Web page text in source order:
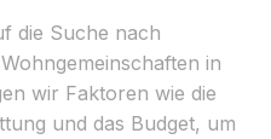
die Suche nach
in
wir Faktoren wie die
und das Budget, um